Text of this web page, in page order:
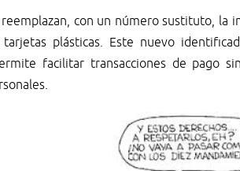
con un número sustituto, la
tarjetas plásticas. Este nuevo
facilitar transacciones de pago